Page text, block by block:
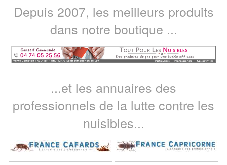
Depuis 2007, les meilleurs produits
dans notre boutique ...
...et les annuaires des
professionnels de la lutte contre les
nuisibles...